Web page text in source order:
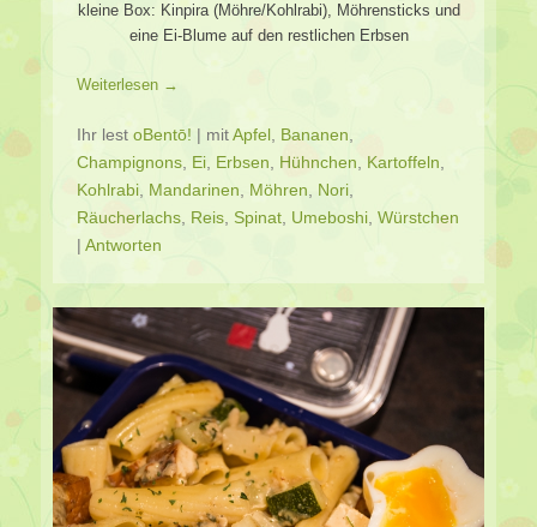
kleine Box: Kinpira (Möhre/Kohlrabi), Möhrensticks und
eine Ei-Blume auf den restlichen Erbsen
Weiterlesen →
Ihr lest oBentō! | mitApfel Bananen
Champignons Ei Erbsen Hühnchen Kartoffeln
Kohlrabi Mandarinen Möhren Nori
Räucherlachs Reis Spinat Umeboshi Würstchen
| Antworten